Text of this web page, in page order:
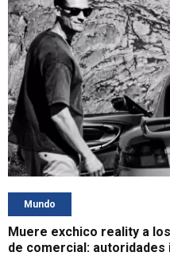
Mundo
Muere exchico reality a
de comercial: autoridades